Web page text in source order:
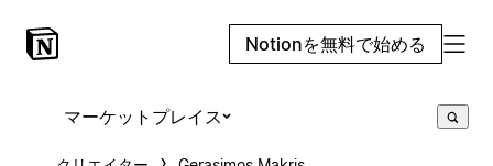
Notionを無料で始める
マーケットプレイス